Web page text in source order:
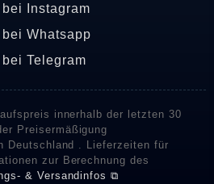
Instagram
Whatsapp
Telegram
innerhalb der letzten 30
Preisermäßigung
Deutschland . Lieferzeiten für
zur Berechnung des
& Versandinfos ⧉